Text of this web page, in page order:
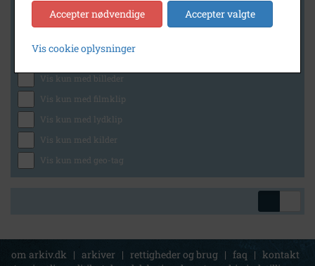
Generelt
Vis kun med billeder
Vis kun med filmklip
Vis kun med lydklip
Vis kun med kilder
Vis kun med geo-tag
om arkiv.dk | arkiver | rettigheder og brug | faq | kontakt
Accepter nødvendige Accepter valgte
Vis cookie oplysninger